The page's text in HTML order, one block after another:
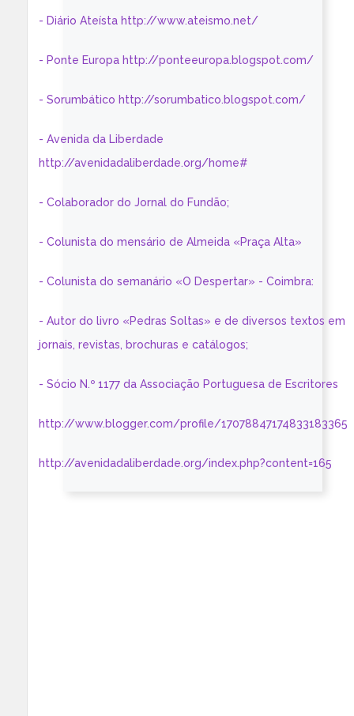
- Diário Ateísta http://www.ateismo.net/
- Ponte Europa http://ponteeuropa.blogspot.com/
- Sorumbático http://sorumbatico.blogspot.com/
- Avenida da Liberdade
http://avenidadaliberdade.org/home#
- Colaborador do Jornal do Fundão;
- Colunista do mensário de Almeida «Praça Alta»
- Colunista do semanário «O Despertar» - Coimbra:
- Autor do livro «Pedras Soltas» e de diversos textos em
jornais, revistas, brochuras e catálogos;
- Sócio N.º 1177 da Associação Portuguesa de Escritores
http://www.blogger.com/profile/17078847174833183365
http://avenidadaliberdade.org/index.php?content=165